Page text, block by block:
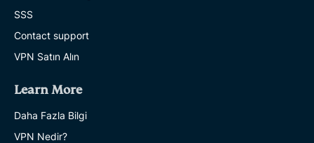
SSS
Contact support
VPN Satın Alın
Learn More
Daha Fazla Bilgi
VPN Nedir?